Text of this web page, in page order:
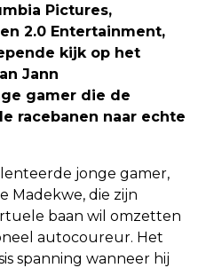
Pictures,
2.0 Entertainment,
kijk op het
Jann
gamer die de
racebanen naar echte
jonge gamer,
Madekwe, die zijn
baan wil omzetten
autocoureur. Het
spanning wanneer hij